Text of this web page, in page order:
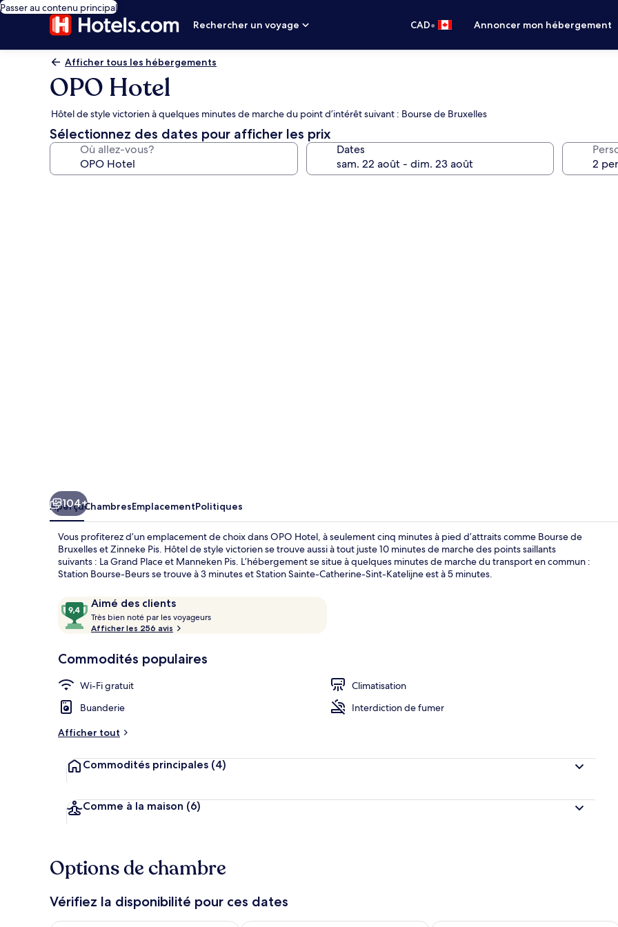
Passer au contenu principal
Rechercher un voyage
CAD• Annoncer mon hébergement
Afficher tous les hébergements
OPO Hotel
Hôtel de style victorien à quelques minutes de marche du point d’intérêt suivant : Bourse de Bruxelles
Sélectionnez des dates pour afficher les prix
Où allez-vous? Dates
Chambre
104+
AperçuChambresEmplacementPolitiques
Vous profiterez d’un emplacement de choix dans OPO Hotel, à seulement cinq minutes à pied d’attraits comme Bourse de
Bruxelles et Zinneke Pis. Hôtel de style victorien se trouve aussi à tout juste 10 minutes de marche des points saillants
suivants : La Grand Place et Manneken Pis. L’hébergement se situe à quelques minutes de marche du transport en commun :
Station Bourse-Beurs se trouve à 3 minutes et Station Sainte-Catherine-Sint-Katelijne est à 5 minutes.
Avis Aimé des clients
9,4
sur
10,
des
Très bien noté par les voyageurs
t
p
e
v
Afficher les 256 avis
Commodités populaires
Wi-Fi gratuit
Climatisation
Buanderie
Interdiction de fumer
Afficher tout
Commodités principales (4)
Comme à la maison (6)
Options de chambre
Vérifiez la disponibilité pour ces dates